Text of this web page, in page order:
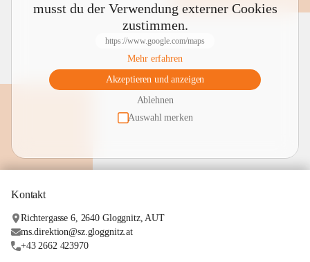
musst du der Verwendung externer Cookies
zustimmen.
https://www.google.com/maps
Mehr erfahren
Akzeptieren und anzeigen
Ablehnen
Auswahl merken
Kontakt
Richtergasse 6, 2640 Gloggnitz, AUT
ms.direktion@sz.gloggnitz.at
+43 2662 423970